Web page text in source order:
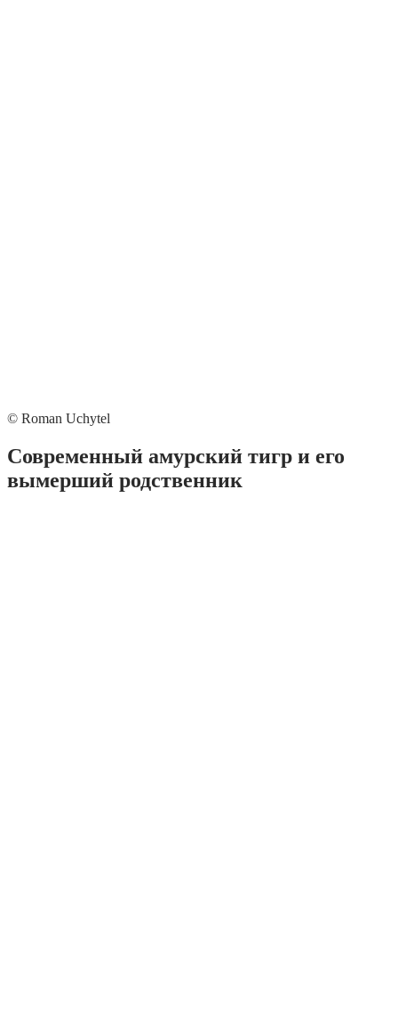
© Roman Uchytel
Современный амурский тигр и его
вымерший родственник